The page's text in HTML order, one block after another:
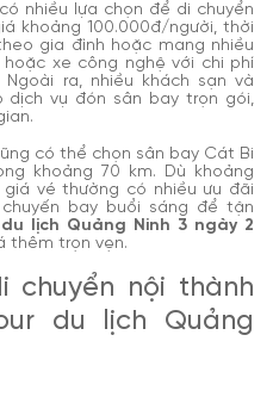
nhiều lựa chọn để di chuyển
khoảng 100.000đ/người, thời
gia đình hoặc mang nhiều
xe công nghệ với chi phí
ra, nhiều khách sạn và
vụ đón sân bay trọn gói,
có thể chọn sân bay Cát Bi
khoảng 70 km. Dù khoảng
vé thường có nhiều ưu đãi
bay buổi sáng để tận
lịch Quảng Ninh 3 ngày 2
thêm trọn vẹn.
chuyển nội thành
du lịch Quảng